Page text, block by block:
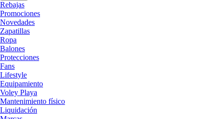
Rebajas
Promociones
Novedades
Zapatillas
Ropa
Balones
Protecciones
Fans
Lifestyle
Equipamiento
Voley Playa
Mantenimiento físico
Liquidación